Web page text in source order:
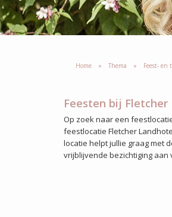
Home Thema Feest- en
Feesten bij
Op zoek naar een
feestlocatie Fletcher
locatie helpt jullie graag met
vrijblijvende bezichtiging